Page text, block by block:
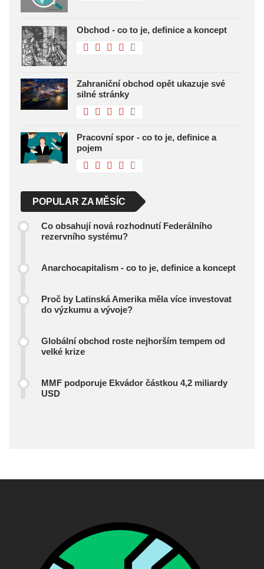
Obchod - co to je, definice a koncept
Zahraniční obchod opět ukazuje své
silné stránky
Pracovní spor - co to je, definice a
pojem
POPULAR ZA MĚSÍC
Co obsahují nová rozhodnutí Federálního
rezervního systému?
Anarchocapitalism - co to je, definice a koncept
Proč by Latinská Amerika měla více investovat
do výzkumu a vývoje?
Globální obchod roste nejhorším tempem od
velké krize
MMF podporuje Ekvádor částkou 4,2 miliardy
USD